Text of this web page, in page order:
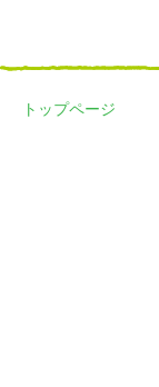
トップページ